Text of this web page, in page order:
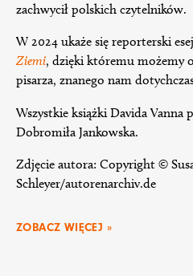
zachwycił polskich czytelników.
W 2024 ukaże się reporterski
Ziemi, dzięki któremu możemy
pisarza, znanego nam
Wszystkie książki Davida Vanna
Dobromiła Jankowska.
Zdjęcie autora: Copyright ©
Schleyer/autorenarchiv.de
ZOBACZ WIĘCEJ »